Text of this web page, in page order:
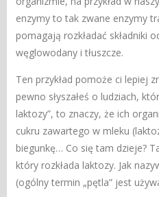
enzymy to tak zwane enzymy
pomagają rozkładać składniki
węglowodany i tłuszcze.
Ten przykład pomoże ci lepiej
pewno słyszałeś o ludziach,
laktozy”, to znaczy, że ich
cukru zawartego w mleku
biegunkę… Co się tam dzieje?
który rozkłada laktozy. Jak
(ogólny termin „pętla” jest